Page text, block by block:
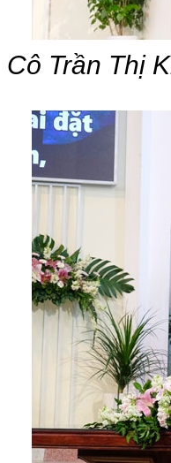
Cô Trần Thị